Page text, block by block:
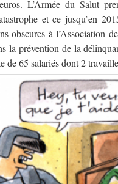
L’Armée du Salut
et ce jusqu’en
obscures à l’Association
la prévention de la
de 65 salariés dont 2